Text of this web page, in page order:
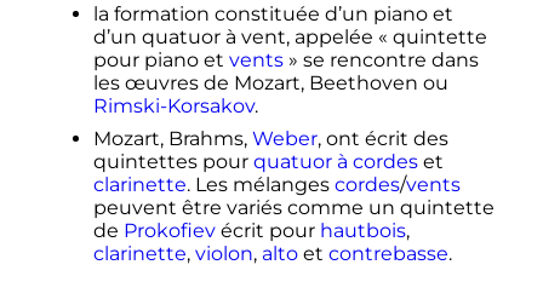
la formation constituée d’un piano et
d’un quatuor à vent, appelée « quintette
pour piano et vents » se rencontre dans
les œuvres de Mozart, Beethoven ou
Rimski-Korsakov.
Mozart, Brahms, Weber, ont écrit des
quintettes pour quatuor à cordeset
clarinette. Les mélanges cordes/vents
peuvent être variés comme un quintette
de Prokofievécrit pour hautbois,
clarinette, violon, altoet contrebasse.